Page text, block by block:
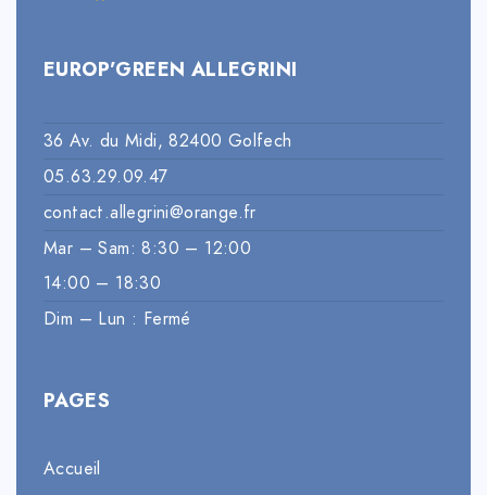
EUROP’GREEN ALLEGRINI
36 Av. du Midi, 82400 Golfech
05.63.29.09.47
contact.allegrini@orange.fr
Mar – Sam: 8:30 – 12:00
14:00 – 18:30
Dim – Lun : Fermé
PAGES
Accueil